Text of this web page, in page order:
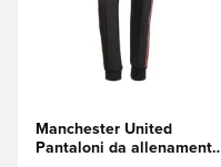
Manchester United
Pantaloni da allenamento